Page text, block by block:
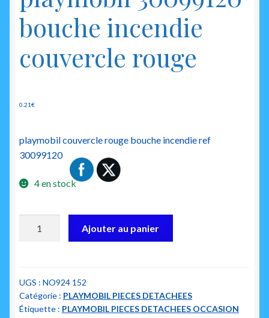
bouche incendie
couvercle rouge
0.21€
playmobil couvercle rouge bouche incendie ref
30099120
4 en stock
bouche
incendie
couvercle
Ajouter au panier
UGS : NO924 152
Catégorie : PLAYMOBIL PIECES DETACHEES
Étiquette : PLAYMOBIL PIECES DETACHEES OCCASION